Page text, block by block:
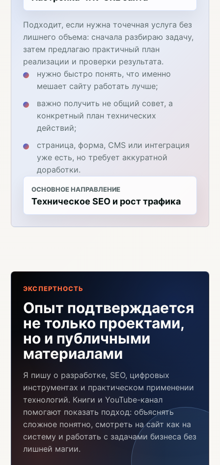
Подходит, если нужна точечная услуга без
лишнего объема: сначала разбираю задачу,
затем предлагаю практичный план
реализации и проверки результата.
нужно быстро понять, что именно
мешает сайту работать лучше;
важно получить не общий совет, а
конкретный план технических
действий;
страница, форма, CMS или интеграция
уже есть, но требует аккуратной
доработки.
ОСНОВНОЕ НАПРАВЛЕНИЕ
Техническое SEO и рост трафика
ЭКСПЕРТНОСТЬ
Опыт подтверждается
не только проектами,
но и публичными
материалами
Я пишу о разработке, SEO, цифровых
инструментах и практическом применении
технологий. Книги и YouTube-канал
помогают показать подход: объяснять
сложное понятно, смотреть на сайт как на
систему и работать с задачами бизнеса без
лишней магии.